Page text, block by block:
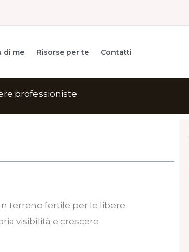
di me Risorse per te Contatti
professioniste
terreno fertile per le libere
visibilità e crescere